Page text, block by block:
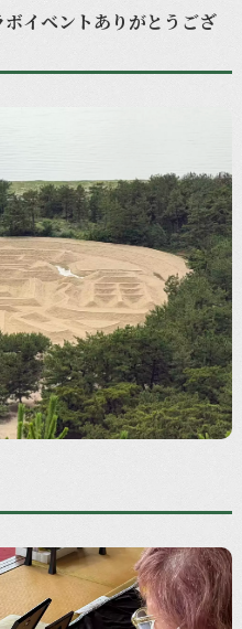
イベントありがとうござ